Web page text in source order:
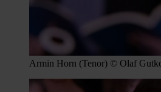
Armin Horn (Tenor) © Olaf